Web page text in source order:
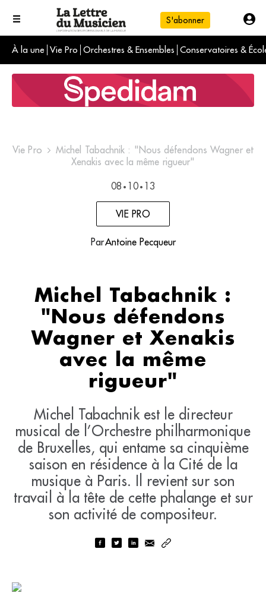
S'abonner
À la une Vie Pro Orchestres & Ensembles Conservatoires &
L'info du jour
Le numéro du mois
International
Vie Pro
Michel Tabachnik : "Nous défendons Wagner et
Xenakis avec la même rigueur"
08 • 10 • 13
VIE PRO
ParAntoine Pecqueur
Michel Tabachnik :
"Nous défendons
Wagner et Xenakis
avec la même
rigueur"
Michel Tabachnik est le directeur
musical de l’Orchestre philharmonique
de Bruxelles, qui entame sa cinquième
saison en résidence à la Cité de la
musique à Paris. Il revient sur son
travail à la tête de cette phalange et sur
son activité de compositeur.